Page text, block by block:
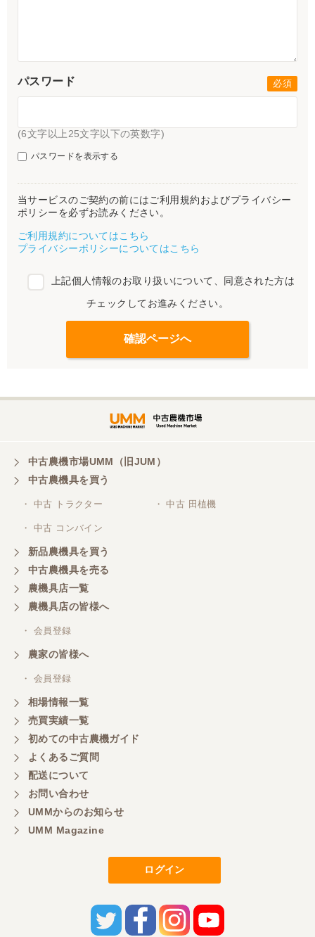
パスワード
(6文字以上25文字以下の英数字)
パスワードを表示する
当サービスのご契約の前にはご利用規約およびプライバシー
ポリシーを必ずお読みください。
ご利用規約についてはこちら
プライバシーポリシーについてはこちら
上記個人情報のお取り扱いについて、同意された方は
チェックしてお進みください。
中古農機市場UMM（旧JUM）
中古農機具を買う
・ 中古 トラクター ・ 中古 田植機
・ 中古 コンバイン
新品農機具を買う
中古農機具を売る
農機具店一覧
農機具店の皆様へ
・ 会員登録
農家の皆様へ
・ 会員登録
相場情報一覧
売買実績一覧
初めての中古農機ガイド
よくあるご質問
配送について
お問い合わせ
UMMからのお知らせ
UMM Magazine
ログイン